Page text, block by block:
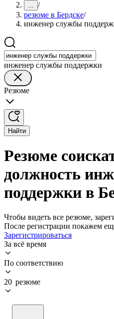
... /
резюме в Бердске/
инженер службы
инженер службы поддержки
Резюме
Найти
Резюме
должность
поддержки в
Чтобы видеть все резюме,
После регистрации покажем
Зарегистрироваться
За всё время
По соответствию
20 резюме